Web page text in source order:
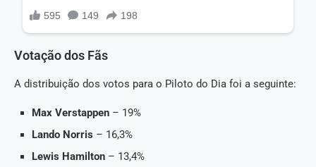
Votação dos Fãs
A distribuição dos votos para o Piloto do Dia foi a seguinte:
Max Verstappen – 19%
Lando Norris – 16,3%
Lewis Hamilton – 13,4%